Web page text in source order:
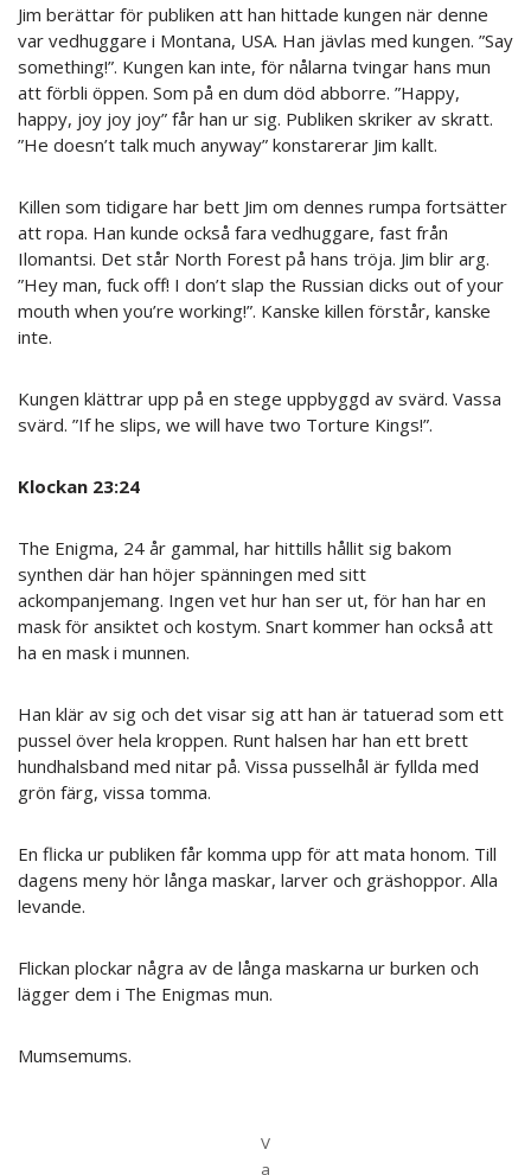
Jim berättar för publiken att han hittade kungen när denne
var vedhuggare i Montana, USA. Han jävlas med kungen. ”Say
something!”. Kungen kan inte, för nålarna tvingar hans mun
att förbli öppen. Som på en dum död abborre. ”Happy,
happy, joy joy joy” får han ur sig. Publiken skriker av skratt.
”He doesn’t talk much anyway” konstarerar Jim kallt.
Killen som tidigare har bett Jim om dennes rumpa fortsätter
att ropa. Han kunde också fara vedhuggare, fast från
Ilomantsi. Det står North Forest på hans tröja. Jim blir arg.
”Hey man, fuck off! I don’t slap the Russian dicks out of your
mouth when you’re working!”. Kanske killen förstår, kanske
inte.
Kungen klättrar upp på en stege uppbyggd av svärd. Vassa
svärd. ”If he slips, we will have two Torture Kings!”.
Klockan 23:24
The Enigma, 24 år gammal, har hittills hållit sig bakom
synthen där han höjer spänningen med sitt
ackompanjemang. Ingen vet hur han ser ut, för han har en
mask för ansiktet och kostym. Snart kommer han också att
ha en mask i munnen.
Han klär av sig och det visar sig att han är tatuerad som ett
pussel över hela kroppen. Runt halsen har han ett brett
hundhalsband med nitar på. Vissa pusselhål är fyllda med
grön färg, vissa tomma.
En flicka ur publiken får komma upp för att mata honom. Till
dagens meny hör långa maskar, larver och gräshoppor. Alla
levande.
Flickan plockar några av de långa maskarna ur burken och
lägger dem i The Enigmas mun.
Mumsemums.
V
a